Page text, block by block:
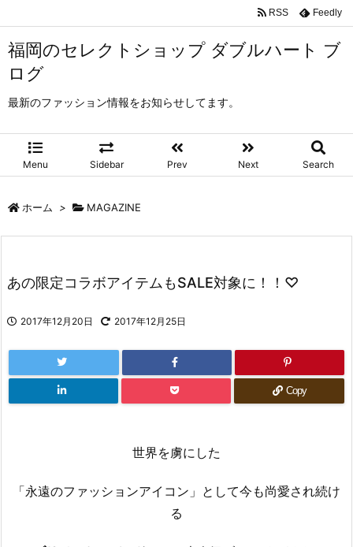
福岡のセレクトショップ ダブルハート ブ
ログ
最新のファッション情報をお知らせしてます。
Menu Sidebar Prev Next Search
RSS Feedly
ホーム > MAGAZINE
あの限定コラボアイテムもSALE対象に！！♡
2017年12月20日 2017年12月25日
Copy
世界を虜にした
「永遠のファッションアイコン」として今も尚愛され続け
る